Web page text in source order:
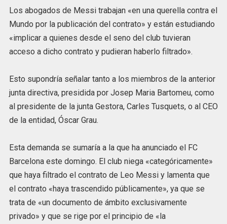
Los abogados de Messi trabajan «en una querella contra el
Mundo por la publicación del contrato» y están estudiando
«implicar a quienes desde el seno del club tuvieran
acceso a dicho contrato y pudieran haberlo filtrado».
Esto supondría señalar tanto a los miembros de la anterior
junta directiva, presidida por Josep Maria Bartomeu, como
al presidente de la junta Gestora, Carles Tusquets, o al CEO
de la entidad, Óscar Grau.
Esta demanda se sumaría a la que ha anunciado el FC
Barcelona este domingo. El club niega «categóricamente»
que haya filtrado el contrato de Leo Messi y lamenta que
el contrato «haya trascendido públicamente», ya que se
trata de «un documento de ámbito exclusivamente
privado» y que se rige por el principio de «la